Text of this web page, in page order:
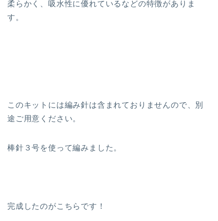
柔らかく、吸水性に優れているなどの特徴がありま
す。
このキットには編み針は含まれておりませんので、別
途ご用意ください。
棒針３号を使って編みました。
完成したのがこちらです！